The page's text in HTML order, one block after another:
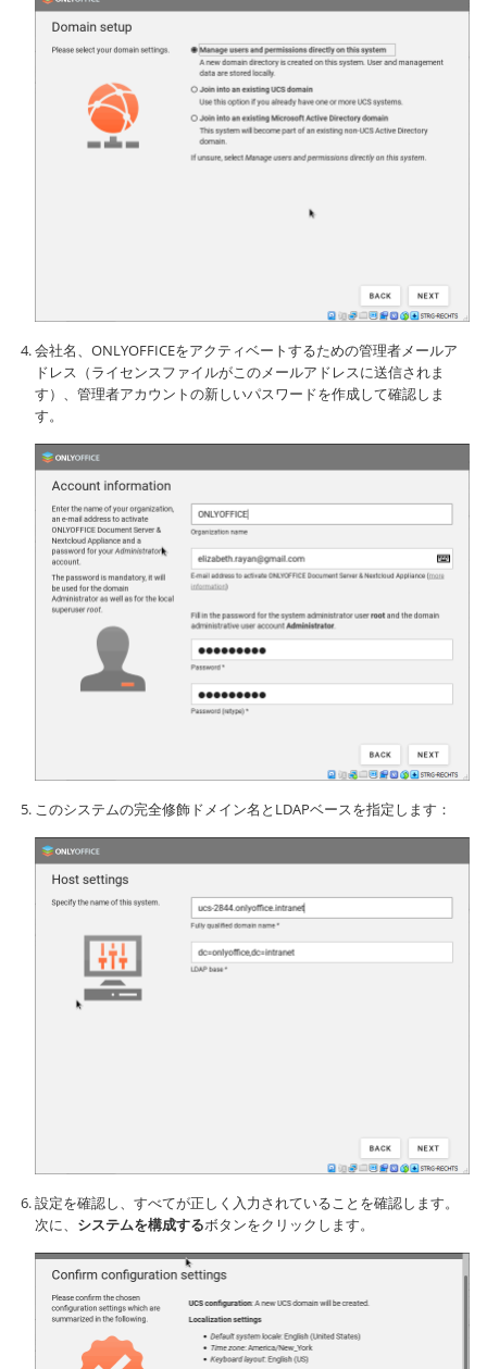
会社名、ONLYOFFICEをアクティベートするための管理者メールア
ドレス（ライセンスファイルがこのメールアドレスに送信されま
す）、管理者アカウントの新しいパスワードを作成して確認しま
す。
このシステムの完全修飾ドメイン名とLDAPベースを指定します：
設定を確認し、すべてが正しく入力されていることを確認します。
次に、 システムを構成するボタンをクリックします。